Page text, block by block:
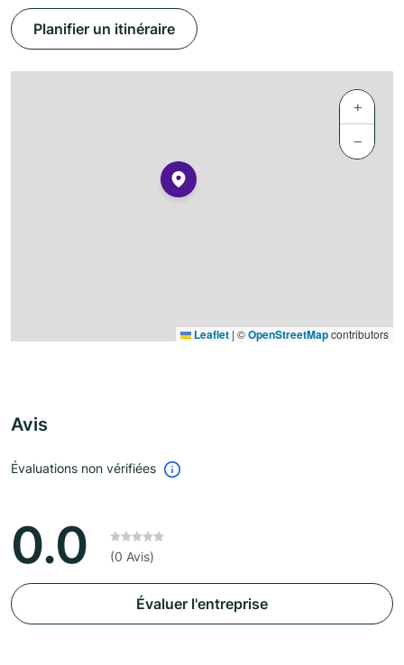
Planifier un itinéraire
+
−
Leaflet | ©OpenStreetMapcontributors
Avis
Évaluations non vérifiées
0.0 (0 Avis)
Évaluer l'entreprise